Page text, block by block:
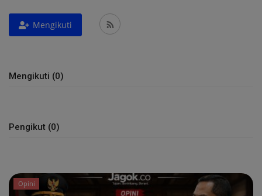
Peristiwa
Olahraga
Mengikuti
Mengikuti (0)
Pengikut (0)
Opini